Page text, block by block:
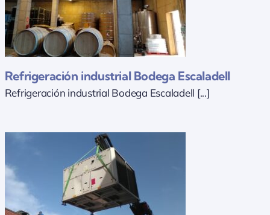
Refrigeración industrial Bodega Escaladell
Refrigeración industrial Bodega Escaladell [...]